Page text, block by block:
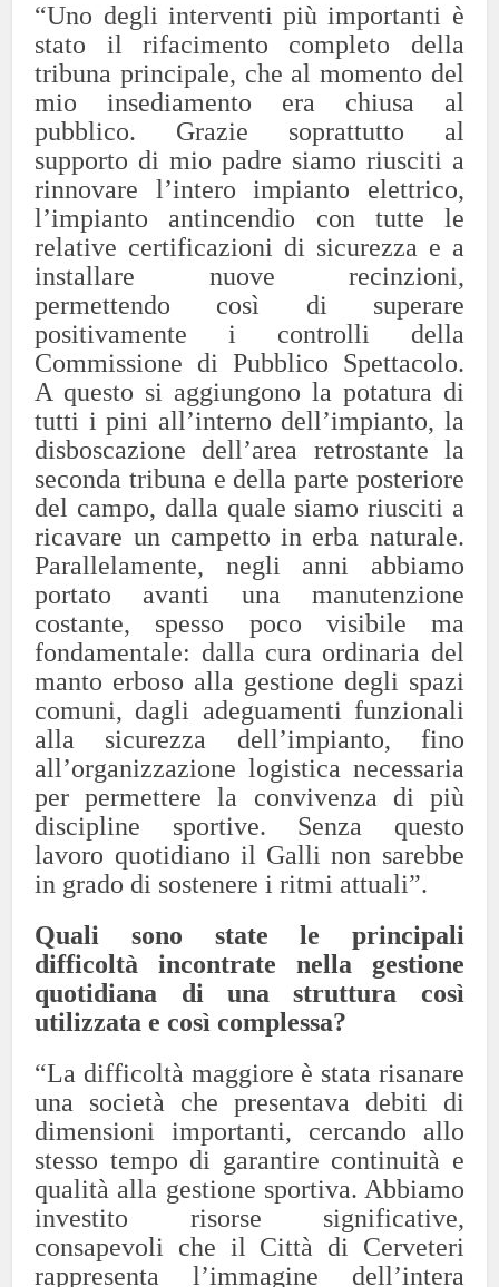
“Uno degli interventi più importanti è
stato il rifacimento completo della
tribuna principale, che al momento del
mio insediamento era chiusa al
pubblico. Grazie soprattutto al
supporto di mio padre siamo riusciti a
rinnovare l’intero impianto elettrico,
l’impianto antincendio con tutte le
relative certificazioni di sicurezza e a
installare nuove recinzioni,
permettendo così di superare
positivamente i controlli della
Commissione di Pubblico Spettacolo.
A questo si aggiungono la potatura di
tutti i pini all’interno dell’impianto, la
disboscazione dell’area retrostante la
seconda tribuna e della parte posteriore
del campo, dalla quale siamo riusciti a
ricavare un campetto in erba naturale.
Parallelamente, negli anni abbiamo
portato avanti una manutenzione
costante, spesso poco visibile ma
fondamentale: dalla cura ordinaria del
manto erboso alla gestione degli spazi
comuni, dagli adeguamenti funzionali
alla sicurezza dell’impianto, fino
all’organizzazione logistica necessaria
per permettere la convivenza di più
discipline sportive. Senza questo
lavoro quotidiano il Galli non sarebbe
in grado di sostenere i ritmi attuali”.
Quali sono state le principali
difficoltà incontrate nella gestione
quotidiana di una struttura così
utilizzata e così complessa?
“La difficoltà maggiore è stata risanare
una società che presentava debiti di
dimensioni importanti, cercando allo
stesso tempo di garantire continuità e
qualità alla gestione sportiva. Abbiamo
investito risorse significative,
consapevoli che il Città di Cerveteri
rappresenta l’immagine dell’intera